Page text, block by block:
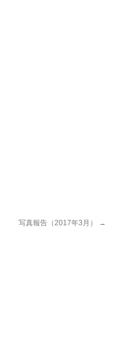
写真報告（2017年3月） →